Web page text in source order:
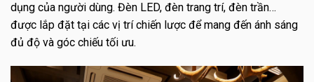
dụng của người dùng. Đèn LED, đèn trang trí, đèn trần…
được lắp đặt tại các vị trí chiến lược để mang đến ánh sáng
đủ độ và góc chiếu tối ưu.